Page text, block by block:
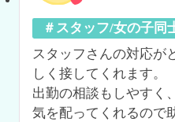
＃スタッフ/女の子同
スタッフさんの対応が
しく接してくれます。
出勤の相談もしやすく
気を配ってくれるので